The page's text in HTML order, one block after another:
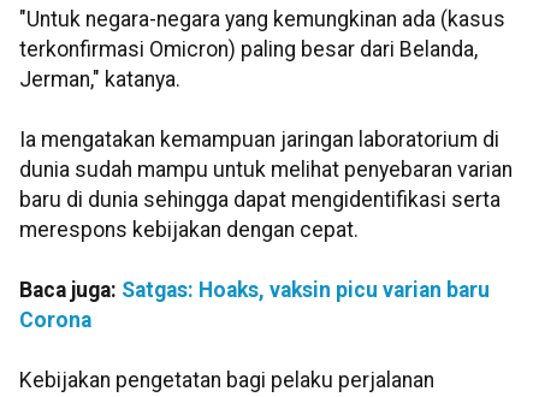
"Untuk negara-negara yang kemungkinan ada (kasus
terkonfirmasi Omicron) paling besar dari Belanda,
Jerman," katanya.
Ia mengatakan kemampuan jaringan laboratorium di
dunia sudah mampu untuk melihat penyebaran varian
baru di dunia sehingga dapat mengidentifikasi serta
merespons kebijakan dengan cepat.
Baca juga: Satgas: Hoaks, vaksin picu varian baru
Corona
Kebijakan pengetatan bagi pelaku perjalanan